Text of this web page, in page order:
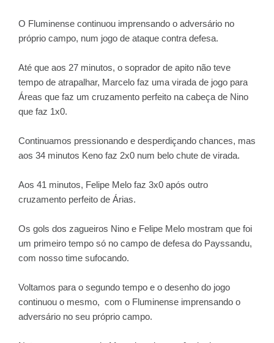
O Fluminense continuou imprensando o adversário no
próprio campo, num jogo de ataque contra defesa.
Até que aos 27 minutos, o soprador de apito não teve
tempo de atrapalhar, Marcelo faz uma virada de jogo para
Áreas que faz um cruzamento perfeito na cabeça de Nino
que faz 1x0.
Continuamos pressionando e desperdiçando chances, mas
aos 34 minutos Keno faz 2x0 num belo chute de virada.
Aos 41 minutos, Felipe Melo faz 3x0 após outro
cruzamento perfeito de Árias.
Os gols dos zagueiros Nino e Felipe Melo mostram que foi
um primeiro tempo só no campo de defesa do Payssandu,
com nosso time sufocando.
Voltamos para o segundo tempo e o desenho do jogo
continuou o mesmo, com o Fluminense imprensando o
adversário no seu próprio campo.